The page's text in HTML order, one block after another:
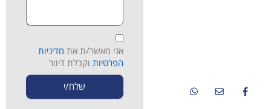
אני מאשר/ת את מדיניות
הפרטיות וקבלת דיוור
שלח/י